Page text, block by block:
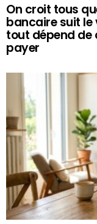
On croit tous
bancaire suit
tout dépend de
payer